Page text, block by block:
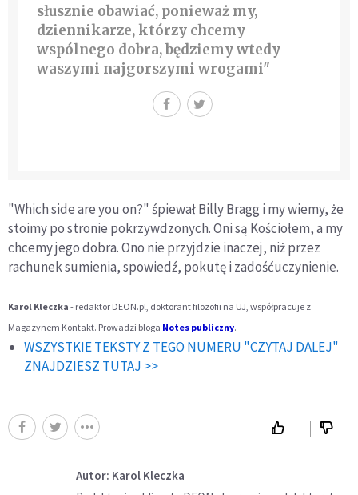
słusznie obawiać, ponieważ my,
dziennikarze, którzy chcemy
wspólnego dobra, będziemy wtedy
waszymi najgorszymi wrogami"
"Which side are you on?" śpiewał Billy Bragg i my wiemy, że
stoimy po stronie pokrzywdzonych. Oni są Kościołem, a my
chcemy jego dobra. Ono nie przyjdzie inaczej, niż przez
rachunek sumienia, spowiedź, pokutę i zadośćuczynienie.
Karol Kleczka - redaktor DEON.pl, doktorant filozofii na UJ, współpracuje z
Magazynem Kontakt. Prowadzi bloga Notes publiczny.
WSZYSTKIE TEKSTY Z TEGO NUMERU "CZYTAJ DALEJ"
ZNAJDZIESZ TUTAJ >>
Autor: Karol Kleczka